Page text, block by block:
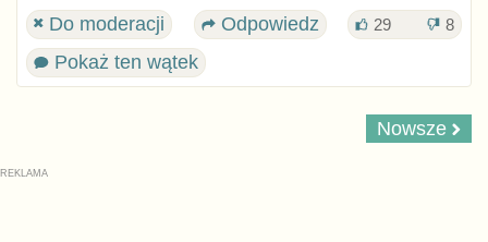
Do moderacji Odpowiedz 29 8
Pokaż ten wątek
Nowsze